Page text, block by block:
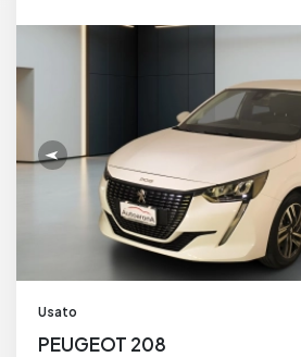
Usato
PEUGEOT 208